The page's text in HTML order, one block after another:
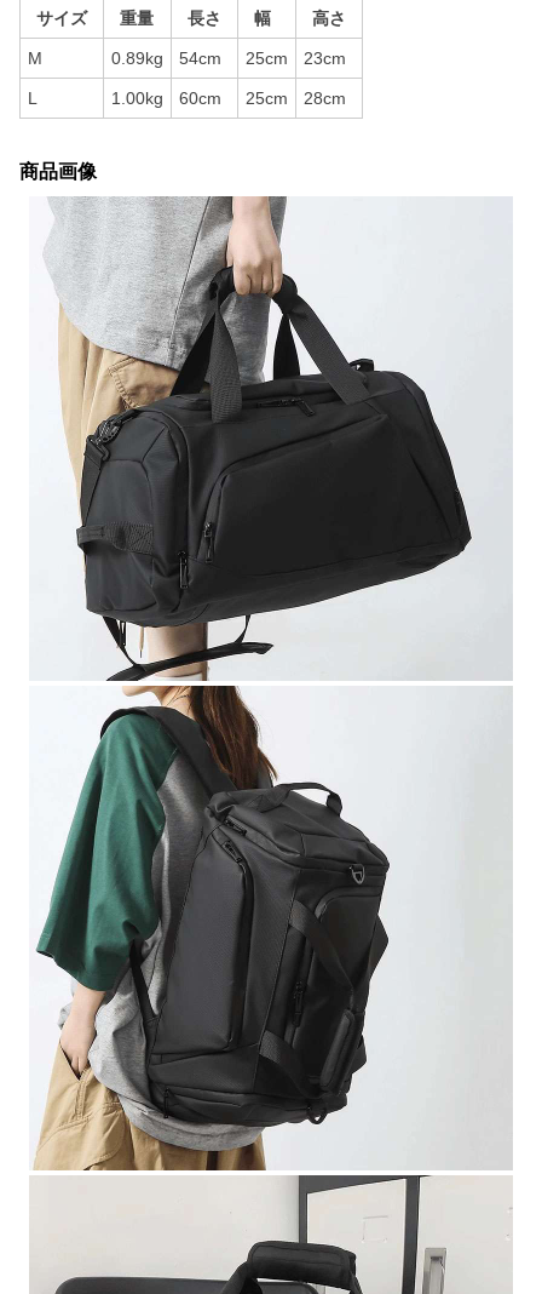
サイズ 重量 長さ 幅 高さ
M 0.89kg 54cm 25cm 23cm
L 1.00kg 60cm 25cm 28cm
商品画像